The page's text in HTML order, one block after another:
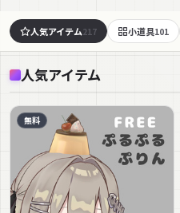
人気アイテム217 小道具101
人気アイテム
無料